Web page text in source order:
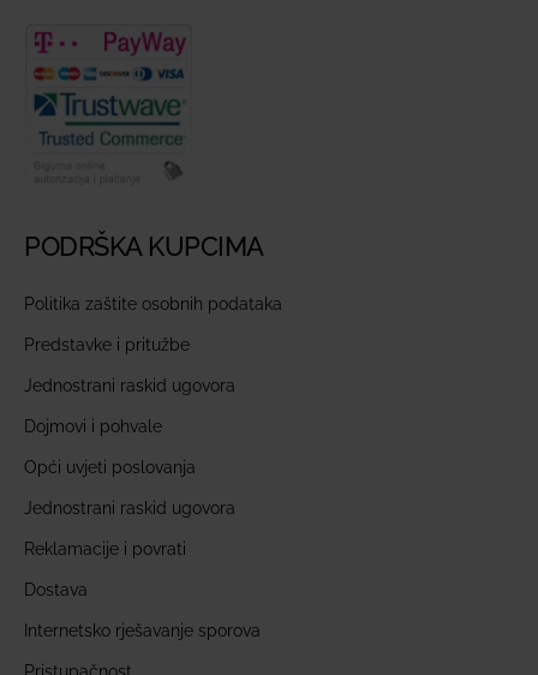
PODRŠKA KUPCIMA
Politika zaštite osobnih podataka
Predstavke i pritužbe
Jednostrani raskid ugovora
Dojmovi i pohvale
Opći uvjeti poslovanja
Jednostrani raskid ugovora
Reklamacije i povrati
Dostava
Internetsko rješavanje sporova